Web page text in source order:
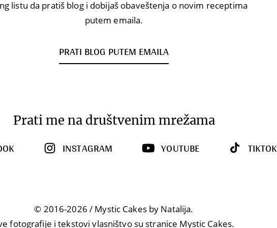
listu da pratiš blog i dobijaš obaveštenja o novim receptima
putem emaila.
PRATI BLOG PUTEM EMAILA
Prati me na društvenim mrežama
INSTAGRAM YOUTUBE TIKTOK
© 2016-2026 / Mystic Cakes by Natalija.
fotografije i tekstovi vlasništvo su stranice Mystic Cakes.